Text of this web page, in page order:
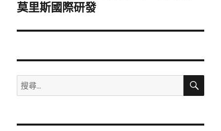
一
文
莫里斯國際研發
搜
尋
鍵
搜